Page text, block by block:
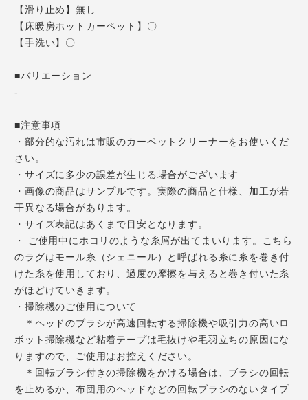
【滑り止め】無し
【床暖房ホットカーペット】〇
【手洗い】〇
■バリエーション
-
■注意事項
・部分的な汚れは市販のカーペットクリーナーをお使いくだ
さい。
・サイズに多少の誤差が生じる場合がございます
・画像の商品はサンプルです。実際の商品と仕様、加工が若
干異なる場合があります。
・サイズ表記はあくまで目安となります。
・ ご使用中にホコリのような糸屑が出てまいります。こちら
のラグはモール糸（シェニール）と呼ばれる糸に糸を巻き付
けた糸を使用しており、過度の摩擦を与えると巻き付いた糸
がほどけていきます。
・掃除機のご使用について
＊ヘッドのブラシが高速回転する掃除機や吸引力の高いロ
ボット掃除機など粘着テープは毛抜けや毛羽立ちの原因にな
りますので、ご使用はお控えください。
＊回転ブラシ付きの掃除機をかける場合は、ブラシの回転
を止めるか、布団用のヘッドなどの回転ブラシのないタイプ